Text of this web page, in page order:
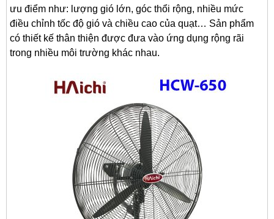
ưu điểm như: lượng gió lớn, góc thổi rộng, nhiều mức
điều chỉnh tốc độ gió và chiều cao của quạt… Sản phẩm
có thiết kế thân thiện được đưa vào ứng dụng rộng rãi
trong nhiều môi trường khác nhau.